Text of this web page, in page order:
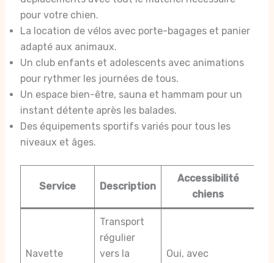
pour votre chien.
La location de vélos avec porte-bagages et panier
adapté aux animaux.
Un club enfants et adolescents avec animations
pour rythmer les journées de tous.
Un espace bien-être, sauna et hammam pour un
instant détente après les balades.
Des équipements sportifs variés pour tous les
niveaux et âges.
Service Description
Accessibilité
chiens
Navette
Transport
régulier
vers la
Oui, avec